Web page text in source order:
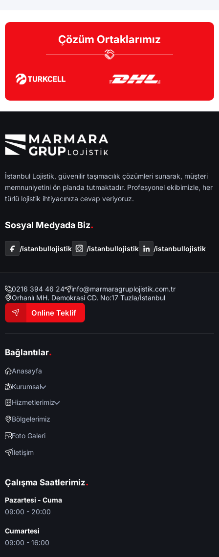
Çözüm Ortaklarımız
İstanbul Lojistik, güvenilir taşımacılık çözümleri sunarak, müşteri
memnuniyetini ön planda tutmaktadır. Profesyonel ekibimizle, her
türlü lojistik ihtiyacınıza cevap veriyoruz.
Sosyal Medyada Biz.
/i̇stanbullojistik /i̇stanbullojistik /i̇stanbullojistik
0216 394 46 24
info@marmaragruplojistik.com.tr
Orhanlı MH. Demokrasi CD. No:17 Tuzla/İstanbul
Online Teklif
Bağlantılar.
Anasayfa
Kurumsal
Hizmetlerimiz
Bölgelerimiz
Foto Galeri
İletişim
Çalışma Saatlerimiz.
Pazartesi - Cuma
09:00 - 20:00
Cumartesi
09:00 - 16:00